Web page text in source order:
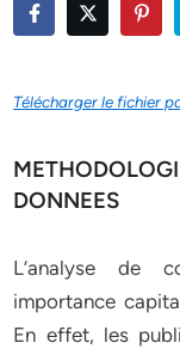
Télécharger le fichier
DONNEES
L’analyse de
importance
En effet, les